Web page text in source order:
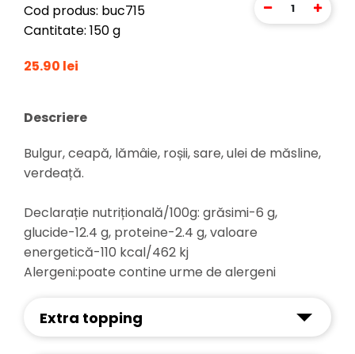
Cod produs: buc715
Cantitate: 150 g
25.90 lei
1
Descriere
Bulgur, ceapă, lămâie, roșii, sare, ulei de măsline,
verdeață.
Declarație nutrițională/100g: grăsimi-6 g,
glucide-12.4 g, proteine-2.4 g, valoare
energetică-110 kcal/462 kj
Alergeni:poate contine urme de alergeni
Extra topping